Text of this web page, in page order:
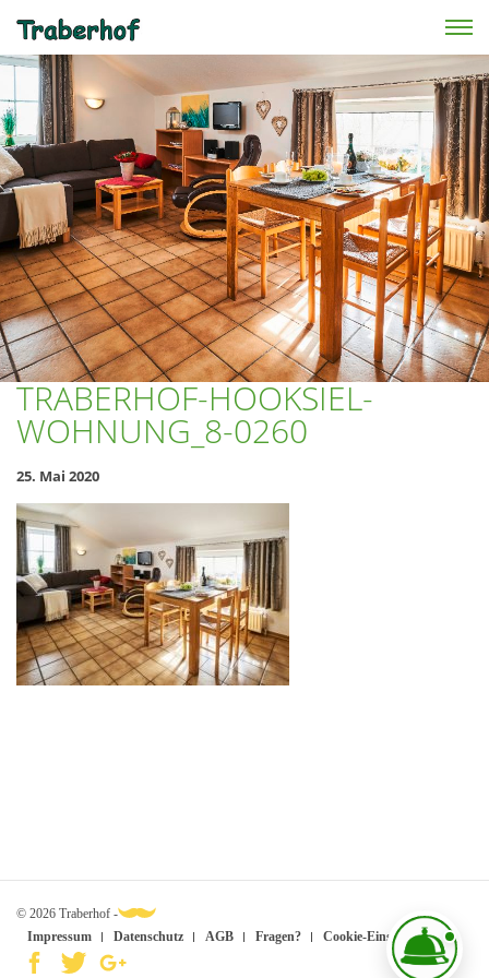
Skip to main content
TRABERHOF-HOOKSIEL-
WOHNUNG_8-0260
25. Mai 2020
© 2026 Traberhof -
Impressum
Datenschutz AGB Fragen? Cookie-Einstellungen